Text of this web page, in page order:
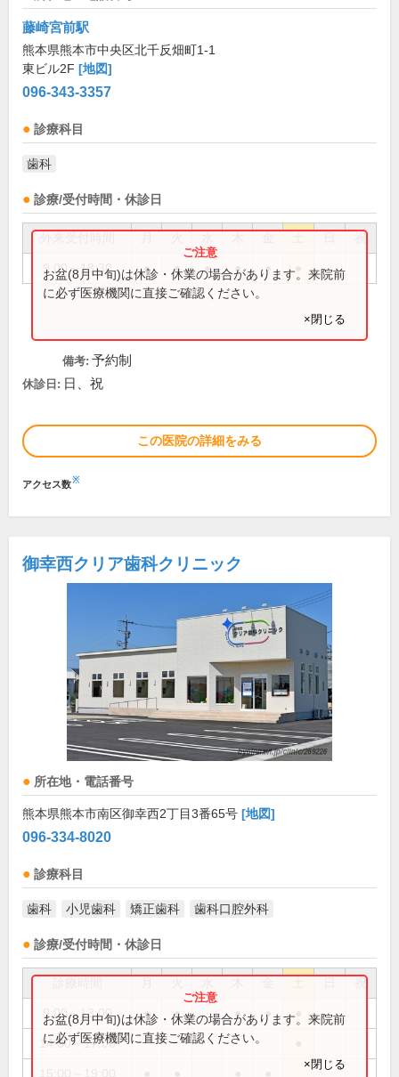
藤崎宮前駅
熊本県熊本市中央区北千反畑町1-1
東ビル2F [地図]
096-343-3357
診療科目
歯科
診療/受付時間・休診日
祝
9:00～18:30 ● ● ● ● ●
お盆(8月中旬)は休診・休業の場合があります。来院前
に必ず医療機関に直接ご確認ください。
×閉じる
備考: 予約制
休診日: 日、祝
この医院の詳細をみる
アクセス数※
御幸西クリア歯科クリニック
所在地・電話番号
熊本県熊本市南区御幸西2丁目3番65号 [地図]
096-334-8020
診療科目
歯科 小児歯科 矯正歯科 歯科口腔外科
診療/受付時間・休診日
祝
9:00～13:00 ● ● ● ●
14:00～17:00
お盆(8月中旬)は休診・休業の場合があります。来院前
に必ず医療機関に直接ご確認ください。
×閉じる